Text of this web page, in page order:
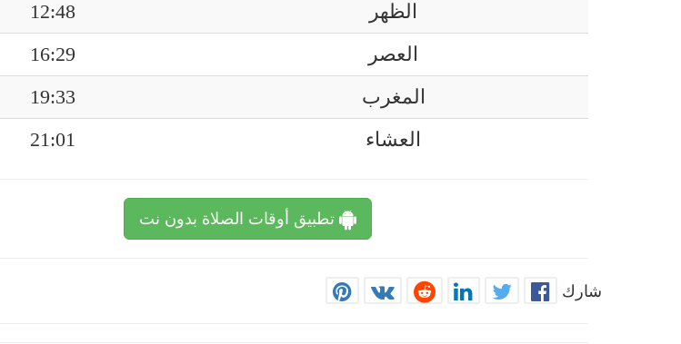
الظهر
12:48
العصر
16:29
المغرب
19:33
العشاء
21:01
تطبيق أوقات الصلاة بدون نت
شارك